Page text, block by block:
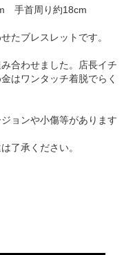
手首周り約18cm
たブレスレットです。
合わせました。店長イチ
はワンタッチ着脱でらく
ョンや小傷等があります
了承ください。